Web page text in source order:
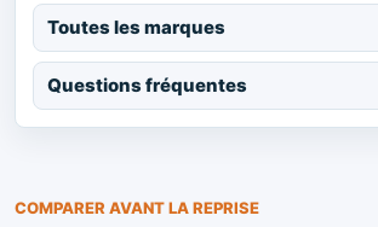
Toutes les marques
Questions fréquentes
COMPARER AVANT LA REPRISE